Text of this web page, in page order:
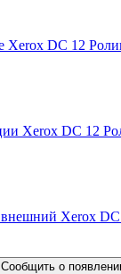
Сообщить о